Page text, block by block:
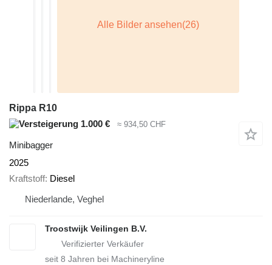
Rippa R10
1.000 €
≈ 934,50 CHF
Minibagger
2025
Kraftstoff Diesel
Niederlande, Veghel
Troostwijk Veilingen B.V.
seit 8 Jahren bei Machineryline